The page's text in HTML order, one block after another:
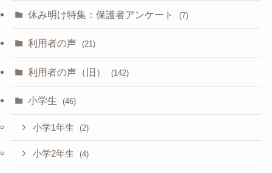
休み明け特集：保護者アンケート (7)
利用者の声 (21)
利用者の声（旧） (142)
小学生 (46)
小学1年生 (2)
小学2年生 (4)